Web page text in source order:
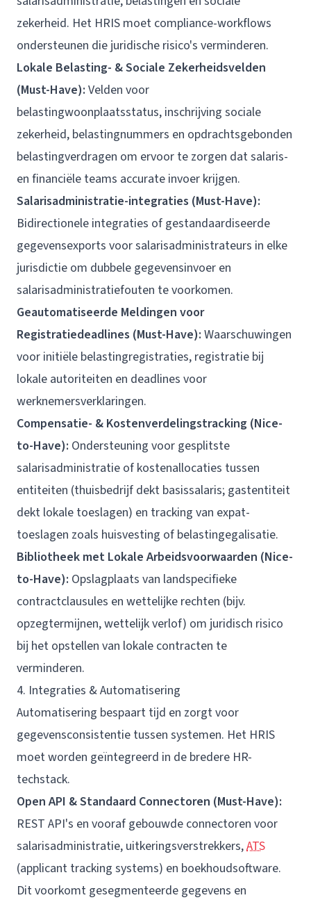
zekerheid. Het HRIS moet compliance-workflows
ondersteunen die juridische risico's verminderen.
Lokale Belasting- & Sociale Zekerheidsvelden
(Must-Have): Velden voor
belastingwoonplaatsstatus, inschrijving sociale
zekerheid, belastingnummers en opdrachtsgebonden
belastingverdragen om ervoor te zorgen dat salaris-
en financiële teams accurate invoer krijgen.
Salarisadministratie-integraties (Must-Have):
Bidirectionele integraties of gestandaardiseerde
gegevensexports voor salarisadministrateurs in elke
jurisdictie om dubbele gegevensinvoer en
salarisadministratiefouten te voorkomen.
Geautomatiseerde Meldingen voor
Registratiedeadlines (Must-Have): Waarschuwingen
voor initiële belastingregistraties, registratie bij
lokale autoriteiten en deadlines voor
werknemersverklaringen.
Compensatie- & Kostenverdelingstracking (Nice-
to-Have): Ondersteuning voor gesplitste
salarisadministratie of kostenallocaties tussen
entiteiten (thuisbedrijf dekt basissalaris; gastentiteit
dekt lokale toeslagen) en tracking van expat-
toeslagen zoals huisvesting of belastingegalisatie.
Bibliotheek met Lokale Arbeidsvoorwaarden (Nice-
to-Have): Opslagplaats van landspecifieke
contractclausules en wettelijke rechten (bijv.
opzegtermijnen, wettelijk verlof) om juridisch risico
bij het opstellen van lokale contracten te
verminderen.
4. Integraties & Automatisering
Automatisering bespaart tijd en zorgt voor
gegevensconsistentie tussen systemen. Het HRIS
moet worden geïntegreerd in de bredere HR-
techstack.
Open API & Standaard Connectoren (Must-Have):
REST API's en vooraf gebouwde connectoren voor
salarisadministratie, uitkeringsverstrekkers,ATS
(applicant tracking systems) en boekhoudsoftware.
Dit voorkomt gesegmenteerde gegevens en